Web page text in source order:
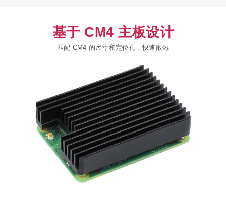
基于 CM4 主板设计
匹配 CM4 的尺寸和定位孔，快速散热